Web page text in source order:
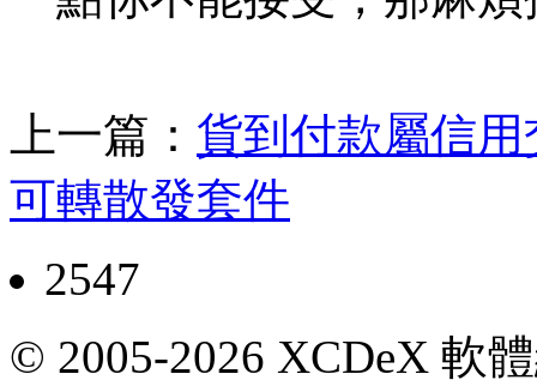
上一篇： 貨到付款屬信用
可轉散發套件
2547
© 2005-2026 XCDeX 軟